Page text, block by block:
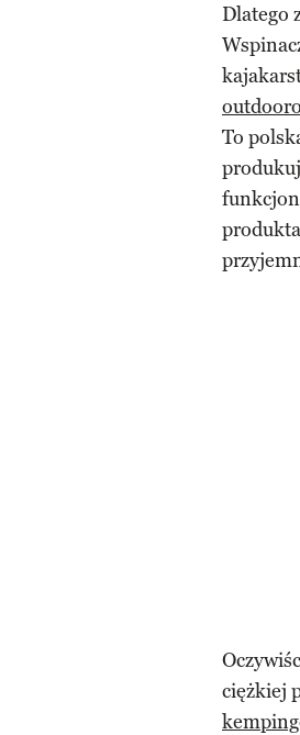
Dlatego
To
ciężkiej